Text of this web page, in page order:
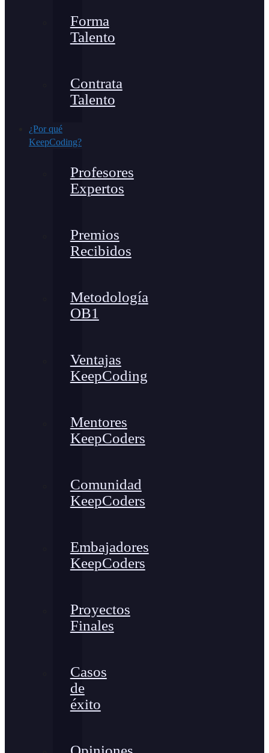
Forma
Talento
Contrata
Talento
¿Por qué
KeepCoding?
Profesores
Expertos
Premios
Recibidos
Metodología
OB1
Ventajas
KeepCoding
Mentores
KeepCoders
Comunidad
KeepCoders
Embajadores
KeepCoders
Proyectos
Finales
Casos
de
éxito